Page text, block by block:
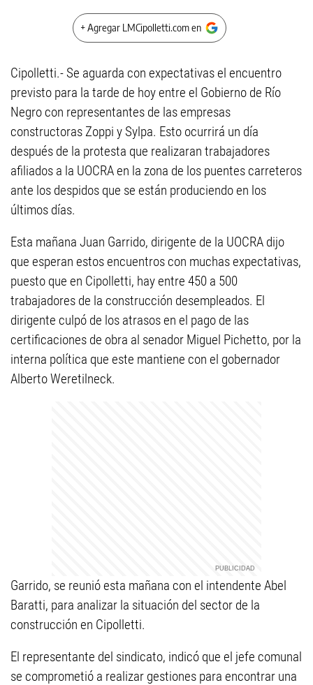
+ Agregar LMCipolletti.com en
Cipolletti.- Se aguarda con expectativas el encuentro
previsto para la tarde de hoy entre el Gobierno de Río
Negro con representantes de las empresas
constructoras Zoppi y Sylpa. Esto ocurrirá un día
después de la protesta que realizaran trabajadores
afiliados a la UOCRA en la zona de los puentes carreteros
ante los despidos que se están produciendo en los
últimos días.
Esta mañana Juan Garrido, dirigente de la UOCRA dijo
que esperan estos encuentros con muchas expectativas,
puesto que en Cipolletti, hay entre 450 a 500
trabajadores de la construcción desempleados. El
dirigente culpó de los atrasos en el pago de las
certificaciones de obra al senador Miguel Pichetto, por la
interna política que este mantiene con el gobernador
Alberto Weretilneck.
Garrido, se reunió esta mañana con el intendente Abel
Baratti, para analizar la situación del sector de la
construcción en Cipolletti.
El representante del sindicato, indicó que el jefe comunal
se comprometió a realizar gestiones para encontrar una